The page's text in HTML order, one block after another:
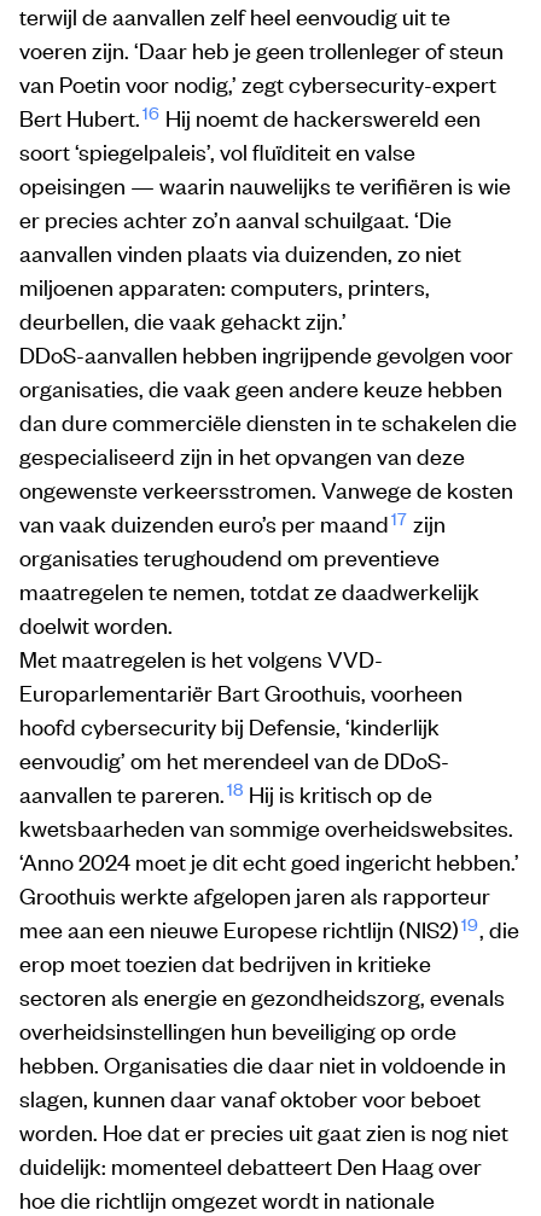
terwijl de aanvallen zelf heel eenvoudig uit te
voeren zijn. ‘Daar heb je geen trollenleger of steun
van Poetin voor nodig,’ zegt cybersecurity-expert
Bert Hubert.16 Hij noemt de hackerswereld een
soort ‘spiegelpaleis’, vol fluïditeit en valse
opeisingen — waarin nauwelijks te verifiëren is wie
er precies achter zo’n aanval schuilgaat. ‘Die
aanvallen vinden plaats via duizenden, zo niet
miljoenen apparaten: computers, printers,
deurbellen, die vaak gehackt zijn.’
DDoS-aanvallen hebben ingrijpende gevolgen voor
organisaties, die vaak geen andere keuze hebben
dan dure commerciële diensten in te schakelen die
gespecialiseerd zijn in het opvangen van deze
ongewenste verkeersstromen. Vanwege de kosten
van vaak duizenden euro’s per maand17 zijn
organisaties terughoudend om preventieve
maatregelen te nemen, totdat ze daadwerkelijk
doelwit worden.
Met maatregelen is het volgens VVD-
Europarlementariër Bart Groothuis, voorheen
hoofd cybersecurity bij Defensie, ‘kinderlijk
eenvoudig’ om het merendeel van de DDoS-
aanvallen te pareren.18 Hij is kritisch op de
kwetsbaarheden van sommige overheidswebsites.
‘Anno 2024 moet je dit echt goed ingericht hebben.’
Groothuis werkte afgelopen jaren als rapporteur
mee aan een nieuwe Europese richtlijn (NIS2)19, die
erop moet toezien dat bedrijven in kritieke
sectoren als energie en gezondheidszorg, evenals
overheidsinstellingen hun beveiliging op orde
hebben. Organisaties die daar niet in voldoende in
slagen, kunnen daar vanaf oktober voor beboet
worden. Hoe dat er precies uit gaat zien is nog niet
duidelijk: momenteel debatteert Den Haag over
hoe die richtlijn omgezet wordt in nationale